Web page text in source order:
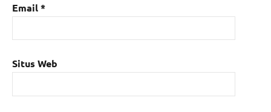
Email*
Situs Web